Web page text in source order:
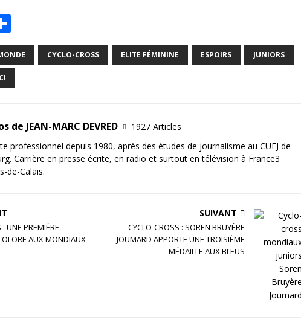
ar
ta
g
r
CYCLO-CROSS ELITE FÉMININE ESPOIRS JUNIORS
de JEAN-MARC DEVRED
1927 Articles
professionnel depuis 1980, après des études de journalisme au CUEJ de
Carrière en presse écrite, en radio et surtout en télévision à France3
de-Calais.
UNE PREMIÈRE
AUX MONDIAUX
SUIVANT
CYCLO-CROSS : SOREN BRUYÈRE
JOUMARD APPORTE UNE TROISIÈME
MÉDAILLE AUX BLEUS